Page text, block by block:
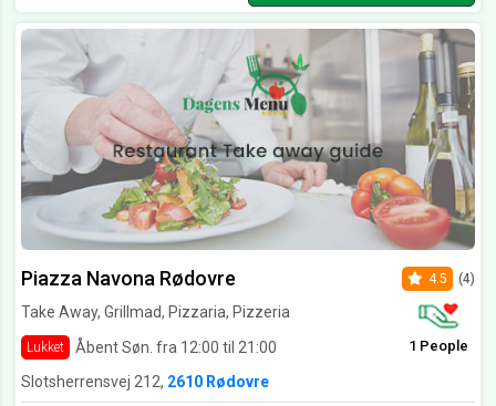
Piazza Navona Rødovre
Take Away, Grillmad, Pizzaria, Pizzeria
Lukket Åbent Søn. fra 12:00 til 21:00
4.5 (4)
1 People
Slotsherrensvej 212, 2610 Rødovre